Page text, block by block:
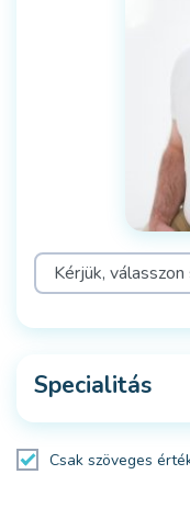
Specialitás
Csak szöveges